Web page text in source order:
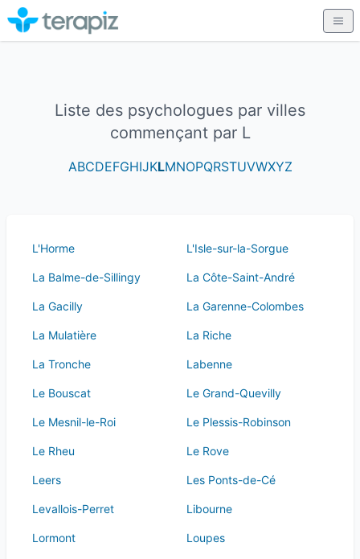
Liste des psychologues par villes
commençant par L
ABCDEFGHIJKLMNOPQRSTUVWXYZ
L'Horme L'Isle-sur-la-Sorgue
La Balme-de-Sillingy La Côte-Saint-André
La Gacilly La Garenne-Colombes
La Mulatière La Riche
La Tronche Labenne
Le Bouscat Le Grand-Quevilly
Le Mesnil-le-Roi Le Plessis-Robinson
Le Rheu Le Rove
Leers Les Ponts-de-Cé
Levallois-Perret Libourne
Lormont Loupes